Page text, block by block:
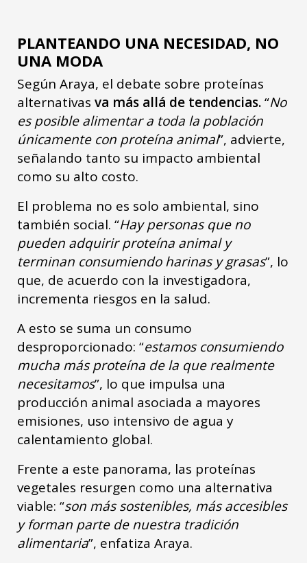
PLANTEANDO UNA NECESIDAD, NO
UNA MODA
Según Araya, el debate sobre proteínas
alternativas va más allá de tendencias.“No
es posible alimentar a toda la población
únicamente con proteína animal”, advierte,
señalando tanto su impacto ambiental
como su alto costo.
El problema no es solo ambiental, sino
también social. “Hay personas que no
pueden adquirir proteína animal y
terminan consumiendo harinas y grasas”, lo
que, de acuerdo con la investigadora,
incrementa riesgos en la salud.
A esto se suma un consumo
desproporcionado: “estamos consumiendo
mucha más proteína de la que realmente
necesitamos”, lo que impulsa una
producción animal asociada a mayores
emisiones, uso intensivo de agua y
calentamiento global.
Frente a este panorama, las proteínas
vegetales resurgen como una alternativa
viable: “son más sostenibles, más accesibles
y forman parte de nuestra tradición
alimentaria”, enfatiza Araya.